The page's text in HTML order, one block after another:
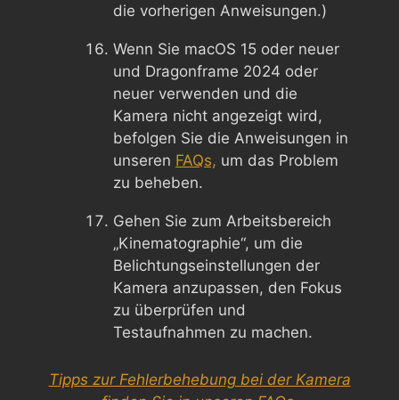
die vorherigen Anweisungen.)
Wenn Sie macOS 15 oder neuer
und Dragonframe 2024 oder
neuer verwenden und die
Kamera nicht angezeigt wird,
befolgen Sie die Anweisungen in
unseren FAQs, um das Problem
zu beheben.
Gehen Sie zum Arbeitsbereich
„Kinematographie“, um die
Belichtungseinstellungen der
Kamera anzupassen, den Fokus
zu überprüfen und
Testaufnahmen zu machen.
Tipps zur Fehlerbehebung bei der Kamera